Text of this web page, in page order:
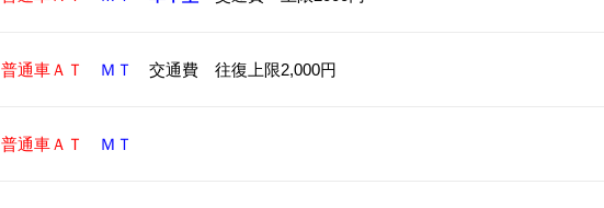
普通車ＡＴ ＭＴ 交通費 往復上限2,000円
普通車ＡＴ ＭＴ